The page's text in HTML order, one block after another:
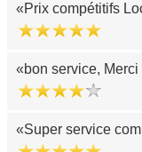
Prix compétitifs
bon service,
Super service